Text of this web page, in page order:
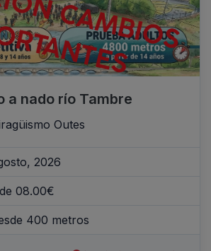
a nado río Tambre
Outes
2026
08.00€
400 metros